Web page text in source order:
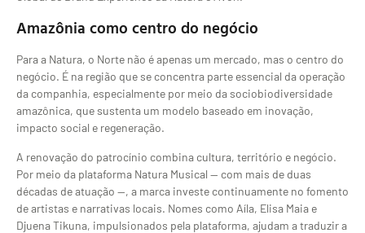
Amazônia como centro do negócio
Para a Natura, o Norte não é apenas um mercado, mas o centro do
negócio. É na região que se concentra parte essencial da operação
da companhia, especialmente por meio da sociobiodiversidade
amazônica, que sustenta um modelo baseado em inovação,
impacto social e regeneração.
A renovação do patrocínio combina cultura, território e negócio.
Por meio da plataforma Natura Musical — com mais de duas
décadas de atuação —, a marca investe continuamente no fomento
de artistas e narrativas locais. Nomes como Aíla, Elisa Maia e
Djuena Tikuna, impulsionados pela plataforma, ajudam a traduzir a